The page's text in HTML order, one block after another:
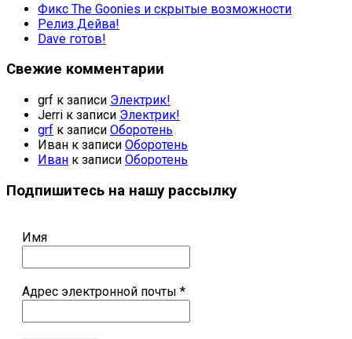
Фикс The Goonies и скрытые возможности
Релиз Дейва!
Dave готов!
Свежие комментарии
grf к записи Электрик!
Jerri к записи Электрик!
grf к записи Оборотень
Иван к записи Оборотень
Иван к записи Оборотень
Подпишитесь на нашу рассылку
Имя
Адрес электронной почты *